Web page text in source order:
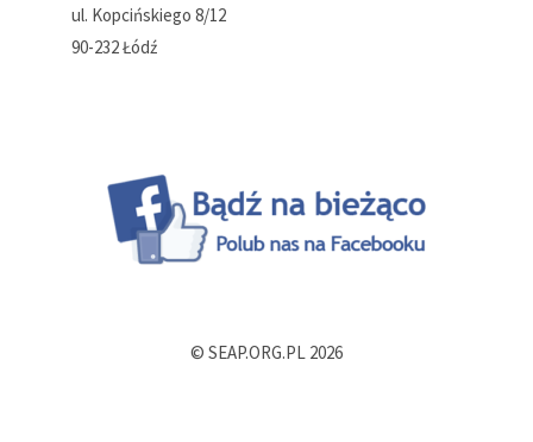
ul. Kopcińskiego 8/12
90-232 Łódź
© SEAP.ORG.PL 2026